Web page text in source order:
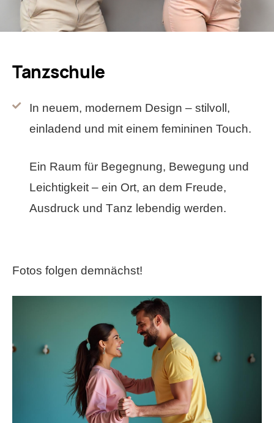
Tanzschule
In neuem, modernem Design – stilvoll,
einladend und mit einem femininen Touch.
Ein Raum für Begegnung, Bewegung und
Leichtigkeit – ein Ort, an dem Freude,
Ausdruck und Tanz lebendig werden.
Fotos folgen demnächst!